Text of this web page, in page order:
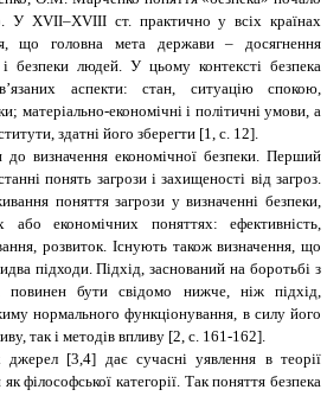
У ХVІІ–ХVІІІ ст. практично у всіх країнах
що головна мета держави – досягнення
і безпеки людей. У цьому контексті безпека
аспекти: стан, ситуацію спокою,
матеріально-економічні і політичні умови, а
здатні його зберегти [1, с. 12].
до визначення економічної безпеки. Перший
понять загрози і захищеності від загроз.
поняття загрози у визначенні безпеки,
або економічних поняттях: ефективність,
розвиток. Існують також визначення, що
підходи. Підхід, заснований на боротьбі з
повинен бути свідомо нижче, ніж підхід,
нормального функціонування, в силу його
так і методів впливу [2 c . 161-162].
джерел [3,4] дає сучасні уявлення в теорії
філософської категорії. Так поняття безпека